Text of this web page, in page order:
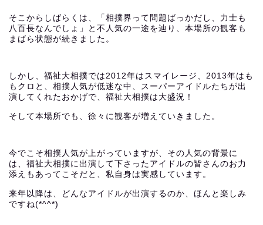
そこからしばらくは、「相撲界って問題ばっかだし、力士も
八百長なんでしょ」と不人気の一途を辿り、本場所の観客も
まばら状態が続きました。
しかし、福祉大相撲では2012年はスマイレージ、2013年はも
もクロと、相撲人気が低迷な中、スーパーアイドルたちが出
演してくれたおかげで、福祉大相撲は大盛況！
そして本場所でも、徐々に観客が増えていきました。
今でこそ相撲人気が上がっていますが、その人気の背景に
は、福祉大相撲に出演して下さったアイドルの皆さんのお力
添えもあってこそだと、私自身は実感しています。
来年以降は、どんなアイドルが出演するのか、ほんと楽しみ
ですね(*^^*)